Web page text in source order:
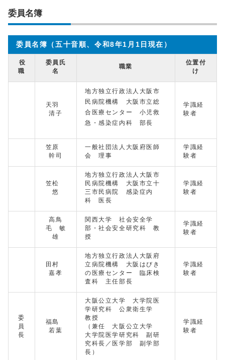
委員名簿
委員名簿（五十音順、令和8年1月1日現在）
役
職
委員氏
名
職業
位置付
け
天羽
清子
地方独立行政法人大阪市
民病院機構 大阪市立総
合医療センター 小児救
急・感染症内科 部長
学識経
験者
笠原
幹司
一般社団法人大阪府医師
会 理事
学識経
験者
笠松
悠
地方独立行政法人大阪市
民病院機構 大阪市立十
三市民病院 感染症内
科 医長
学識経
験者
高鳥
毛 敏
雄
関西大学 社会安全学
部・社会安全研究科 教
授
学識経
験者
田村
嘉孝
地方独立行政法人大阪府
立病院機構 大阪はびき
の医療センター 臨床検
査科 主任部長
学識経
験者
委
員
長
福島
若葉
大阪公立大学 大学院医
学研究科 公衆衛生学
教授
（兼任 大阪公立大学
大学院医学研究科 副研
究科長／医学部 副学部
長）
学識経
験者